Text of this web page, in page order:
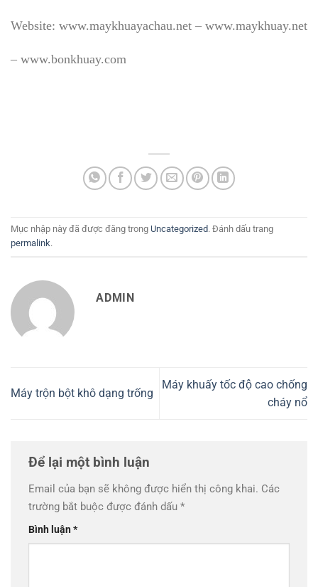
Website: www.maykhuayachau.net – www.maykhuay.net
– www.bonkhuay.com
Mục nhập này đã được đăng trong Uncategorized. Đánh dấu trang
permalink.
ADMIN
Máy trộn bột khô dạng trống
Máy khuấy tốc độ cao chống
cháy nổ
Để lại một bình luận
Email của bạn sẽ không được hiển thị công khai. Các
trường bắt buộc được đánh dấu *
Bình luận*